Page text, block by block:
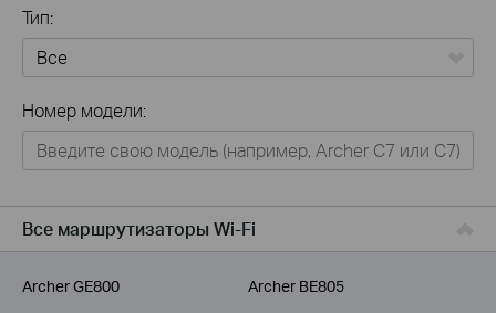
Тип:
Для дома
Умный дом
Для операторов связи
Номер модели:
Все маршрутизаторы Wi-Fi
Archer GE800
Archer BE805